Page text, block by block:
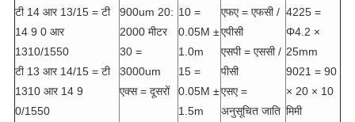
टी 14 आर 13/15 = टी
14 9 0 आर
1310/1550
टी 13 आर 14/15 = टी
1310 आर 14 9
0/1550
900um 20:
2000 मीटर
30 =
3000um
एक्स = दूसरों
10 =
0.05M ±
1.0m
15 =
0.05M ±
1.5m
एफए = एफसी /
एपीसी
एसपी = एससी /
पीसी
एसए =
अनुसूचित जाति
4225 =
Φ4.2 ×
25mm
9021 = 90
× 20 × 10
मिमी